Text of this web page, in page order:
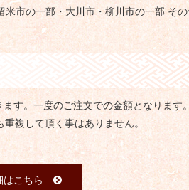
市の一部・大川市・柳川市の一部 そ
す。一度のご注文での金額となります
複して頂く事はありません。
はこちら